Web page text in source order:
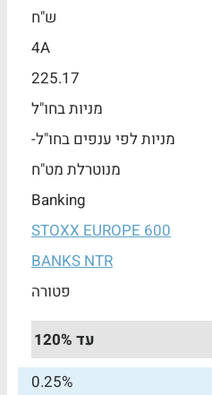
ש"ח
4A
225.17
מניות בחו"ל
מניות לפי ענפים בחו"ל-
מנוטרלת מט"ח
Banking
STOXX EUROPE 600
BANKS NTR
פטורה
עד 120%
0.25%